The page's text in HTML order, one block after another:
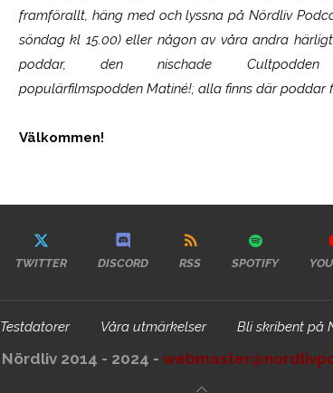
framförallt, häng med och lyssna på Nördliv
söndag kl 15.00) eller någon av våra andra
poddar, den nischade
populärfilmspodden Matiné!; alla finns där poddar
Välkommen!
TWITTER DISCORD RSS SPOTIFY
Testdatorer Våra utmärkelser Bli skribent på
Nördliv 2014 - 2024 -